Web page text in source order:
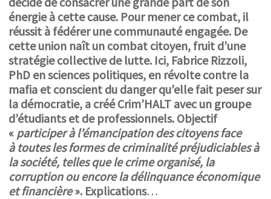
énergie à cette cause. Pour mener ce combat, il
réussit à fédérer une communauté engagée. De
cette union naît un combat citoyen, fruit d’une
stratégie collective de lutte. Ici, Fabrice Rizzoli,
PhD en sciences politiques, en révolte contre la
mafia et conscient du danger qu’elle fait peser sur
la démocratie, a créé Crim’HALT avec un groupe
d’étudiants et de professionnels. Objectif
« participer à l’émancipation des citoyens face
à toutes les formes de criminalité préjudiciables à
la société, telles que le crime organisé, la
corruption ou encore la délinquance économique
et financière». Explications…